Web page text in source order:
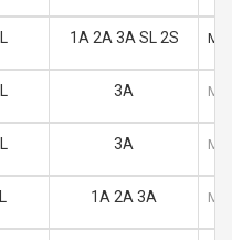
1A 2A 3A SL 2S M
3A M
3A M
1A 2A 3A M